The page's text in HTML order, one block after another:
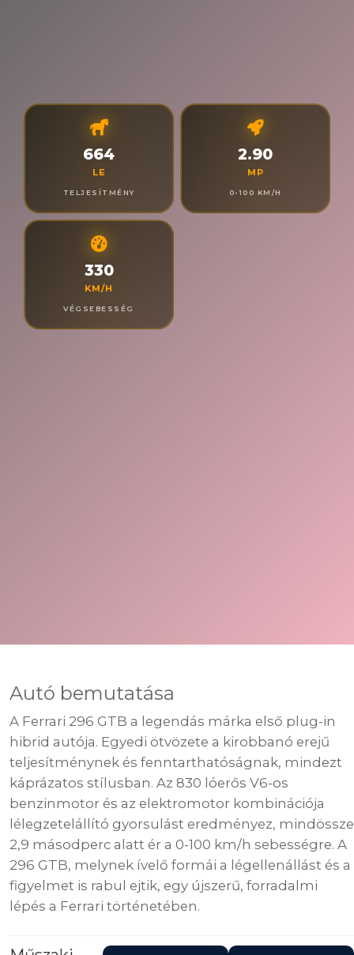
664
LE
TELJESÍTMÉNY
2.90
MP
0-100 KM/H
330
KM/H
VÉGSEBESSÉG
Autó bemutatása
A Ferrari 296 GTB a legendás márka első plug-in
hibrid autója. Egyedi ötvözete a kirobbanó erejű
teljesítménynek és fenntarthatóságnak, mindezt
káprázatos stílusban. Az 830 lóerős V6-os
benzinmotor és az elektromotor kombinációja
lélegzetelállító gyorsulást eredményez, mindössze
2,9 másodperc alatt ér a 0-100 km/h sebességre. A
296 GTB, melynek ívelő formái a légellenállást és a
figyelmet is rabul ejtik, egy újszerű, forradalmi
lépés a Ferrari történetében.